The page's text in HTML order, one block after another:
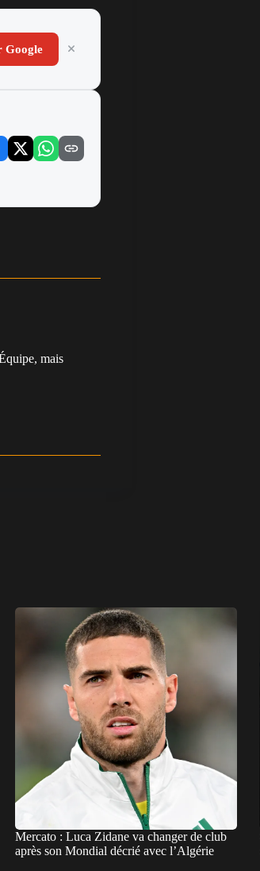
Google
mais
Mercato : Luca Zidane va changer de club
après son Mondial décrié avec l’Algérie